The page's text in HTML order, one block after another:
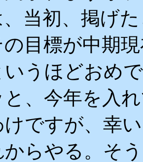
、当初、掲げ
目標が中期
いうほどおめ
、今年を入
けですが、幸
からやる。そ